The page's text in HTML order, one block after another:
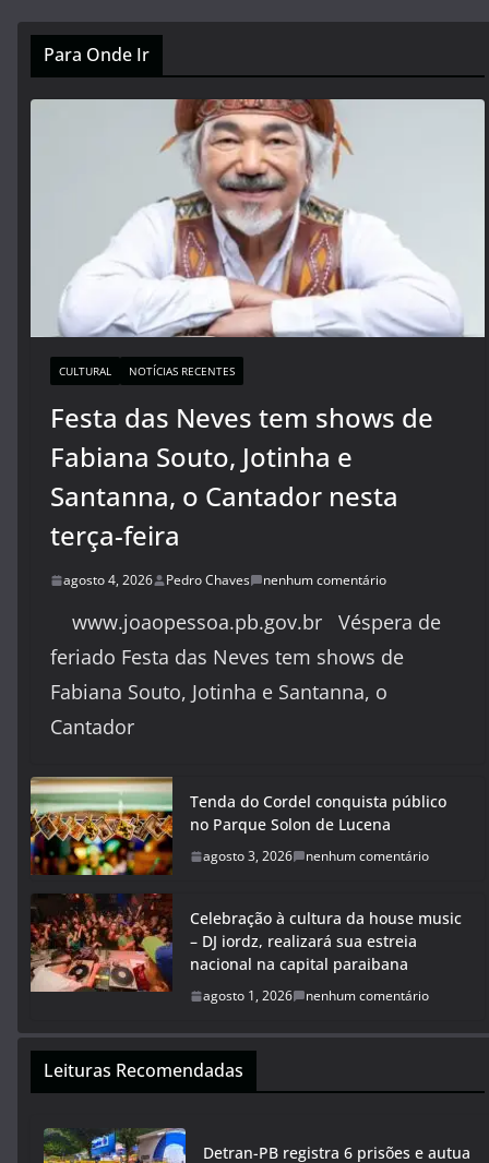
Para Onde Ir
CULTURAL NOTÍCIAS RECENTES
Festa das Neves tem shows de
Fabiana Souto, Jotinha e
Santanna, o Cantador nesta
terça-feira
agosto 4, 2026 Pedro Chaves nenhum comentário
www.joaopessoa.pb.gov.br Véspera de
feriado Festa das Neves tem shows de
Fabiana Souto, Jotinha e Santanna, o
Cantador
Tenda do Cordel conquista público
no Parque Solon de Lucena
agosto 3, 2026 nenhum comentário
Celebração à cultura da house music
– DJ iordz, realizará sua estreia
nacional na capital paraibana
agosto 1, 2026 nenhum comentário
Leituras Recomendadas
Detran-PB registra 6 prisões e autua